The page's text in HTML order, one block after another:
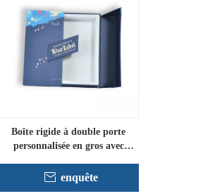
Boîte rigide à double porte
personnalisée en gros avec
enquête